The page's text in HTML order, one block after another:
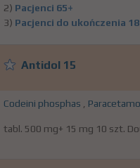
2) Pacjenci 65+
3) Pacjenci do ukończenia
Antidol 15
Codeini phosphas ,
tabl. 500 mg+ 15 mg 10 szt.